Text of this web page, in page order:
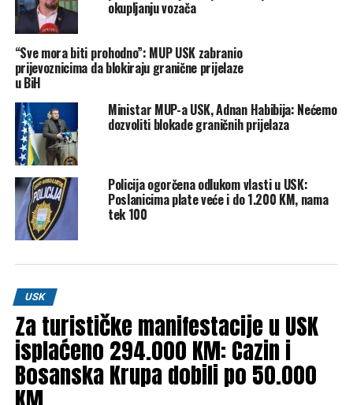
Share
Tweet Share
POVEZANE TEME: ADNAN HABIBIJA DONACIJA
IOM
MUP USK
SUV
UP NEXT
Samir Ikanović napustio NES nakon dvije sedmice i vratio
okupljanju vozača
“Sve mora biti prohodno”: MUP USK zabranio
prijevoznicima da blokiraju granične prijelaze
u BiH
Ministar MUP-a USK, Adnan Habibija: Nećemo
dozvoliti blokade graničnih prijelaza
Policija ogorčena odlukom vlasti u USK:
Poslanicima plate veće i do 1.200 KM, nama
tek 100
USK
Za turističke manifestacije u USK
isplaćeno 294.000 KM: Cazin i
Bosanska Krupa dobili po 50.000